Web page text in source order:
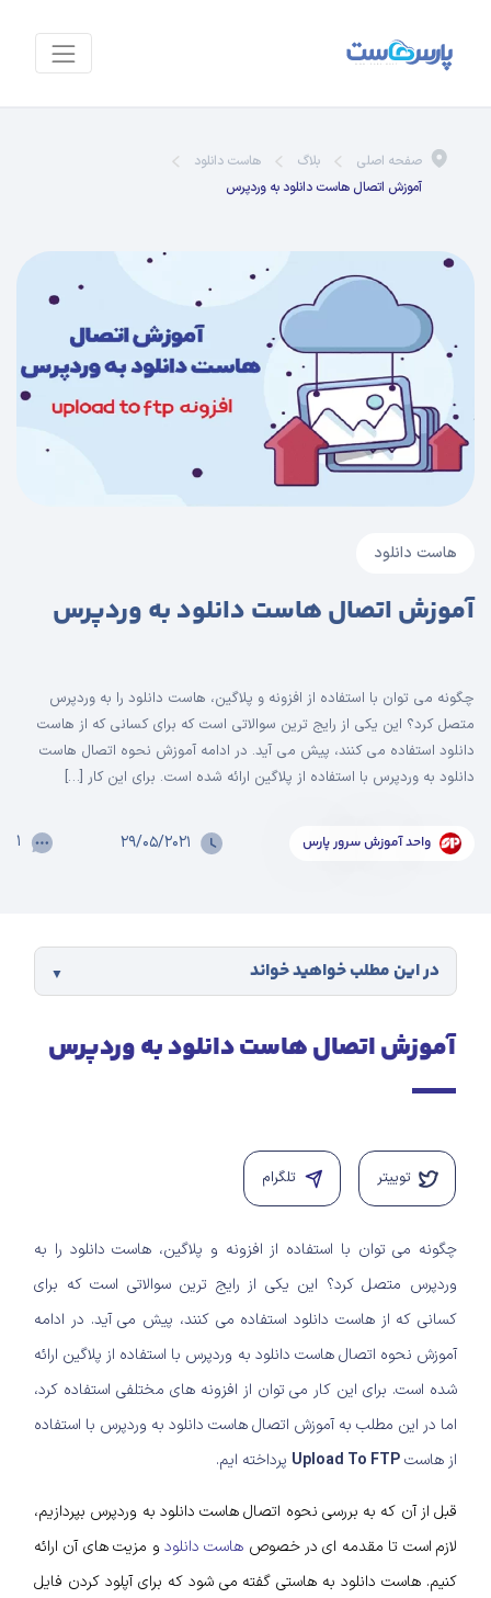
صفحه اصلی بلاگ
هاست دانلود
آموزش اتصال هاست دانلود به وردپرس
هاست دانلود
آموزش اتصال هاست دانلود به وردپرس
چگونه می توان با استفاده از افزونه و پلاگین، هاست دانلود را به وردپرس
متصل کرد؟ این یکی از رایج ترین سوالاتی است که برای کسانی که از هاست
دانلود استفاده می کنند، پیش می ­آید. در ادامه آموزش نحوه اتصال هاست
دانلود به وردپرس با استفاده از پلاگین ارائه شده است. برای این کار […]
واحد آموزش سرور پارس ۲۹/۰۵/۲۰۲۱ ۱
در این مطلب خواهید خواند
آموزش اتصال هاست دانلود به وردپرس
توییتر تلگرام
چگونه می توان با استفاده از افزونه و پلاگین، هاست دانلود را به
وردپرس متصل کرد؟ این یکی از رایج ترین سوالاتی است که برای
کسانی که از هاست دانلود استفاده می کنند، پیش می ­آید. در ادامه
آموزش نحوه اتصال هاست دانلود به وردپرس با استفاده از پلاگین ارائه
شده است. برای این کار می توان از افزونه های مختلفی استفاده کرد،
اما در این مطلب به آموزش اتصال هاست دانلود به وردپرس با استفاده
از هاستUpload To FTP پرداخته­ ایم.
قبل از آن که به بررسی نحوه اتصال هاست دانلود به وردپرس بپردازیم،
لازم است تا مقدمه ای در خصوص هاست دانلود و مزیت های آن ارائه
کنیم. هاست دانلود به هاستی گفته می شود که برای آپلود کردن فایل